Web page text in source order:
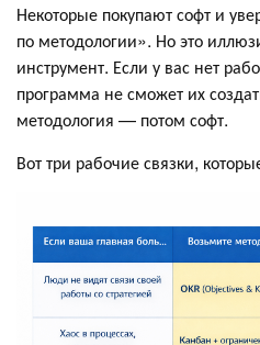
Некоторые покупают софт и
по методологии». Но это
инструмент. Если у вас нет
программа не сможет их
методология — потом софт.
Вот три рабочие связки,